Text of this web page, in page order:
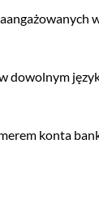
dowolnym
konta